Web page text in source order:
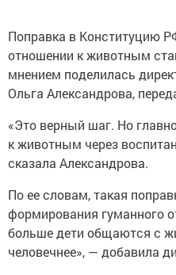
Поправка в Конституцию
отношении к животным
мнением поделилась
Ольга Александрова,
«Это верный шаг. Но
к животным через
сказала Александрова.
По ее словам, такая
формирования гуманного
больше дети общаются с
человечнее», — добавила